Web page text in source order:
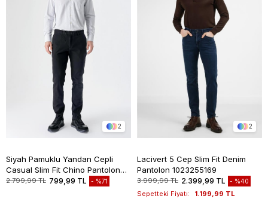
2
Siyah Pamuklu Yandan Cepli
Casual Slim Fit Chino Pantolon
1003235117
2.799,99 TL 799,99 TL %71
2
Lacivert 5 Cep Slim Fit Denim
Pantolon 1023255169
3.999,99 TL 2.399,99 TL %40
Sepetteki Fiyatı: 1.199,99 TL